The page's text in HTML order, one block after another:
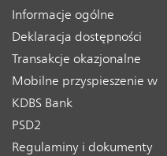
Informacje ogólne
Deklaracja dostępności
Transakcje okazjonalne
Mobilne przyspieszenie w
KDBS Bank
PSD2
Regulaminy i dokumenty